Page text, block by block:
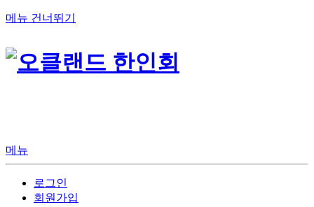
메뉴 건너뛰기
메뉴
로그인
회원가입